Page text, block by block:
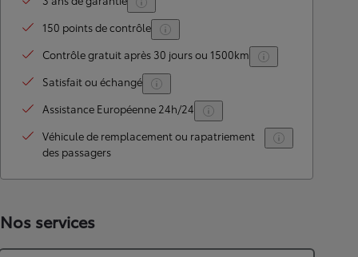
150 points de contrôle
Contrôle gratuit après 30 jours ou 1500km
Satisfait ou échangé
Assistance Européenne 24h/24
Véhicule de remplacement ou rapatriement
des passagers
Nos services